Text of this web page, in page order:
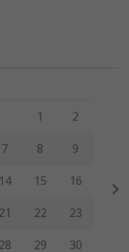
Viernes Sábado
1 2
7 8 9
14 15 16
21 22 23
28 29 30